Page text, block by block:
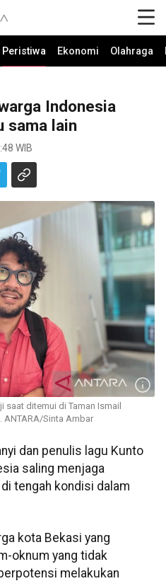
Peristiwa Ekonomi Olahraga
Indonesia
sama lain
WIB
saat ditemui di Taman Ismail
ANTARA/Sinta Ambar
dan penulis lagu Kunto
saling menjaga
tengah kondisi dalam
kota Bekasi yang
oknum yang tidak
melakukan